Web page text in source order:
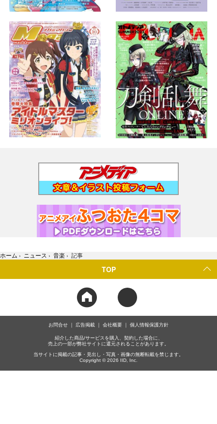
ホーム › ニュース › 音楽 › 記事
TOP
お問合せ 広告掲載 会社概要 個人情報保護方針
紹介した商品/サービスを購入、契約した場合に、
売上の一部が弊社サイトに還元されることがあります。
当サイトに掲載の記事・見出し・写真・画像の無断転載を禁じます。
Copyright © 2026 IID, Inc.